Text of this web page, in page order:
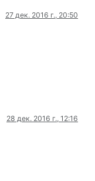
27 дек. 2016 г., 20:50
28 дек. 2016 г., 12:16